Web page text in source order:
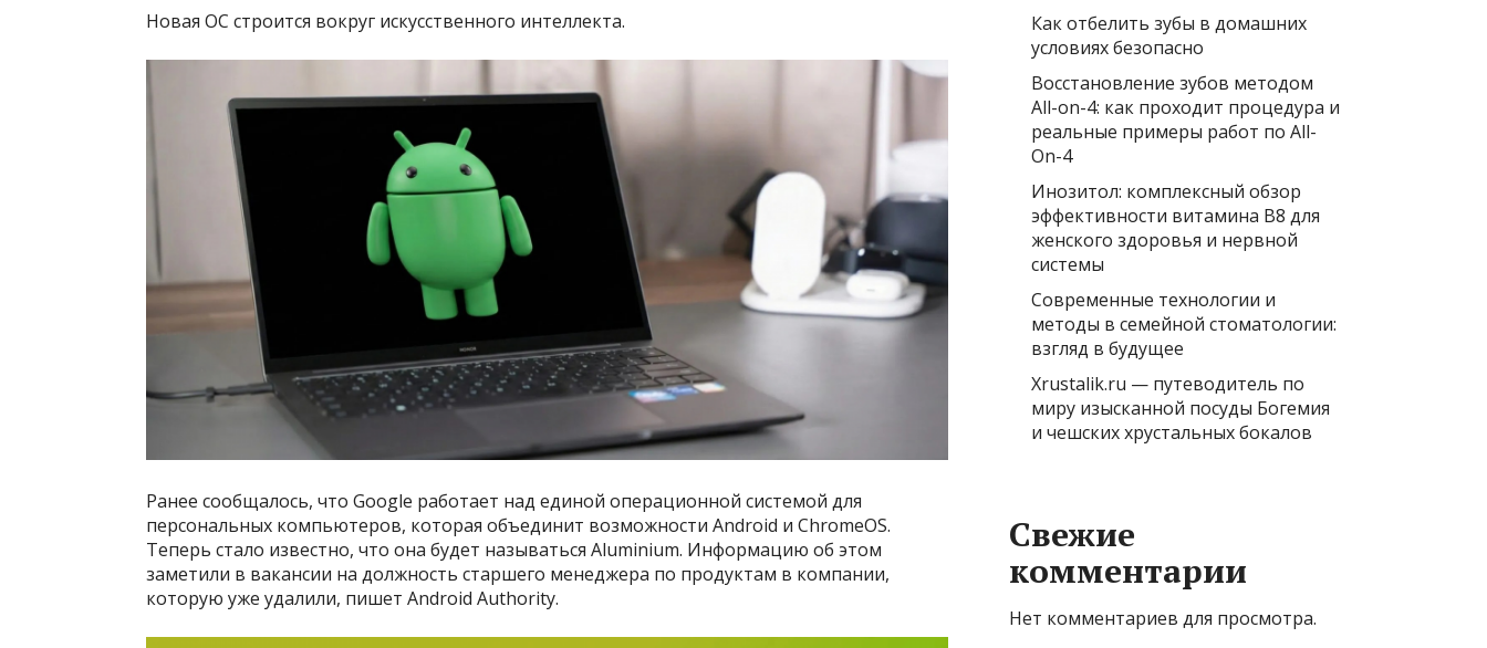
Новая ОС строится вокруг искусственного интеллекта.
Ранее сообщалось, что Google работает над единой операционной системой для
персональных компьютеров, которая объединит возможности Android и ChromeOS.
Теперь стало известно, что она будет называться Aluminium. Информацию об этом
заметили в вакансии на должность старшего менеджера по продуктам в компании,
которую уже удалили, пишет Android Authority.
Как отбелить зубы в домашних
условиях безопасно
Восстановление зубов методом
All-on-4: как проходит процедура и
реальные примеры работ по All-
On-4
Инозитол: комплексный обзор
эффективности витамина B8 для
женского здоровья и нервной
системы
Современные технологии и
методы в семейной стоматологии:
взгляд в будущее
Xrustalik.ru — путеводитель по
миру изысканной посуды Богемия
и чешских хрустальных бокалов
Свежие
комментарии
Нет комментариев для просмотра.